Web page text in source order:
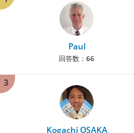
Paul
回答数： 66
3
Kogachi OSAKA